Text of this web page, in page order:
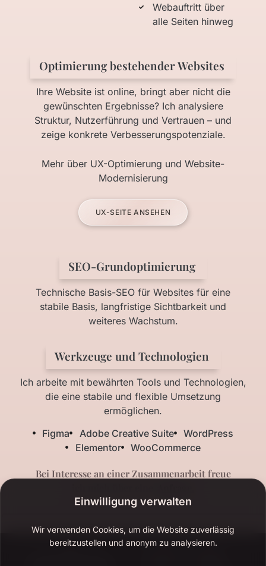
Einwilligung verwalten
Wir verwenden Cookies, um die Website zuverlässig
bereitzustellen und anonym zu analysieren.
Webauftritt über
alle Seiten hinweg
Optimierung bestehender Websites
Ihre Website ist online, bringt aber nicht die
gewünschten Ergebnisse? Ich analysiere
Struktur, Nutzerführung und Vertrauen – und
zeige konkrete Verbesserungspotenziale.
Mehr über UX-Optimierung und Website-
Modernisierung
UX-SEITE ANSEHEN
SEO-Grundoptimierung
Technische Basis-SEO für Websites für eine
stabile Basis, langfristige Sichtbarkeit und
weiteres Wachstum.
Werkzeuge und Technologien
Ich arbeite mit bewährten Tools und Technologien,
die eine stabile und flexible Umsetzung
ermöglichen.
Figma
Adobe Creative Suite
WordPress
Elementor
WooCommerce
Bei Interesse an einer Zusammenarbeit freue